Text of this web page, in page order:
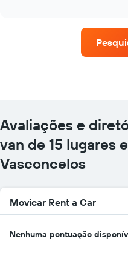
localizações
O
gráfico
tem
1
X
exibindo
empresas
aluguel
Avaliações e
van de 15 lugares
Vasconcelos
Movicar Rent a Car
Nenhuma pontuação